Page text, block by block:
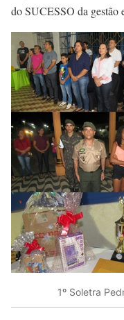
do SUCESSO da gestão
1º Soletra